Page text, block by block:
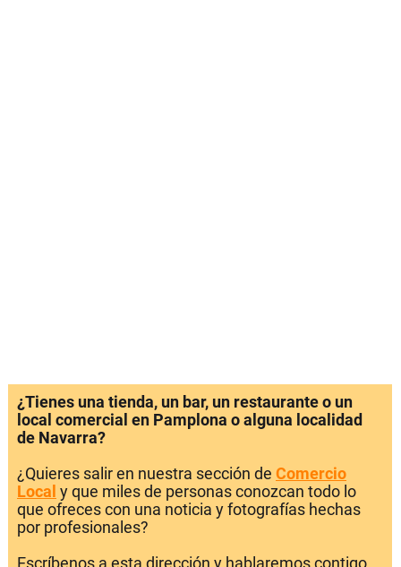
¿Tienes una tienda, un bar, un restaurante o un
local comercial en Pamplona o alguna localidad
de Navarra?
¿Quieres salir en nuestra sección de Comercio
Local y que miles de personas conozcan todo lo
que ofreces con una noticia y fotografías hechas
por profesionales?
Escríbenos a esta dirección y hablaremos contigo